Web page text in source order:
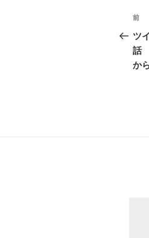
投
稿
ナ
過
去
の
投
前
ツ
話
か